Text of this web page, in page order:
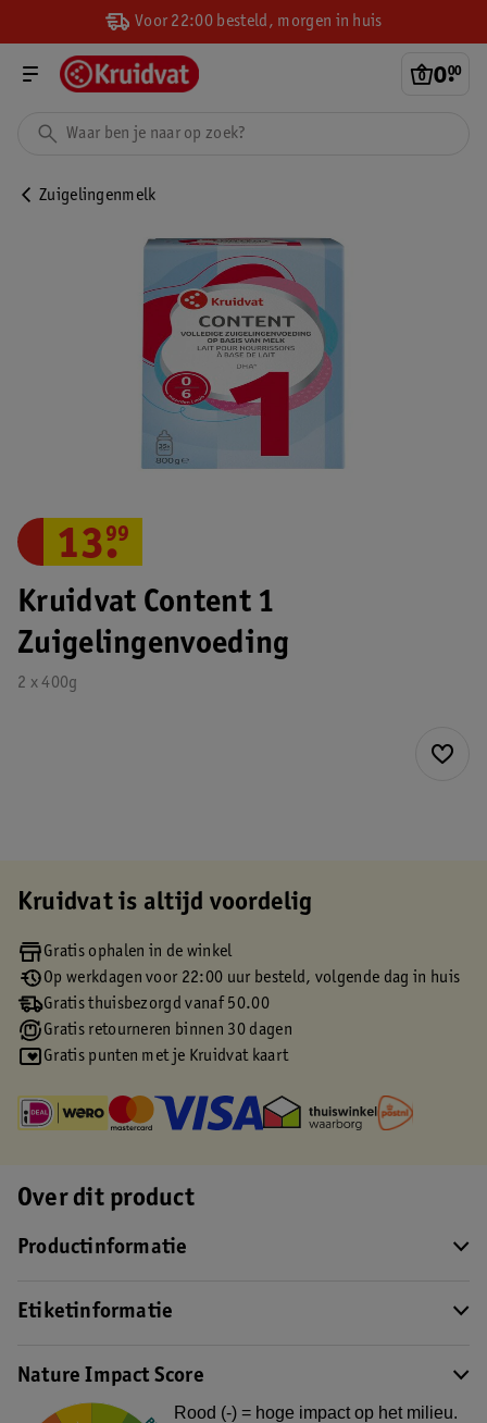
Voor 22:00 besteld, morgen in huis
0.
00
Zuigelingenmelk
Kruidvat Content 1
Zuigelingenvoeding
2 x 400g
13.
99
Kruidvat is altijd voordelig
Gratis ophalen in de winkel
Op werkdagen voor 22:00 uur besteld, volgende dag in huis
Gratis thuisbezorgd vanaf 50.00
Gratis retourneren binnen 30 dagen
Gratis punten met je Kruidvat kaart
Over dit product
Productinformatie
Etiketinformatie
Nature Impact Score
Rood (-) = hoge impact op het milieu.